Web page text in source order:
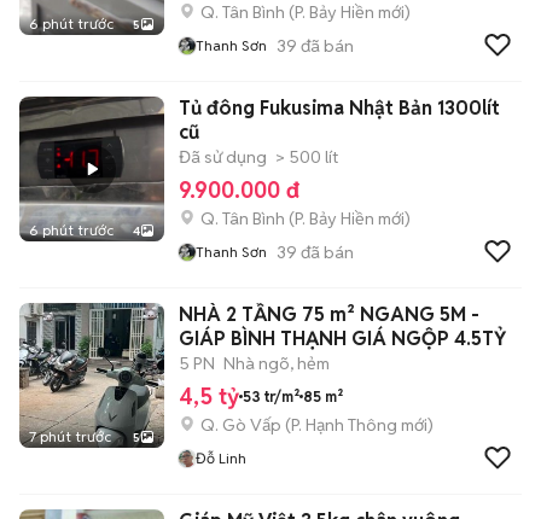
6 phút trước 5
Q. Tân Bình (P. Bảy Hiền mới)
Thanh Sơn 39 đã bán
6 phút trước 4
Tủ đông Fukusima Nhật Bản 1300lít
cũ
Đã sử dụng > 500 lít
9.900.000 đ
Q. Tân Bình (P. Bảy Hiền mới)
Thanh Sơn 39 đã bán
7 phút trước 5
NHÀ 2 TẦNG 75 m² NGANG 5M -
GIÁP BÌNH THẠNH GIÁ NGỘP 4.5TỶ
5 PN Nhà ngõ, hẻm
4,5 tỷ 53 tr/m² 85 m²
Q. Gò Vấp (P. Hạnh Thông mới)
Đỗ Linh